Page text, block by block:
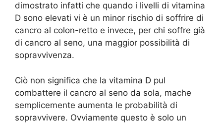
dimostrato infatti che quando i livelli di vitamina
D sono elevati vi è un minor rischio di soffrire di
cancro al colon-retto e invece, per chi soffre già
di cancro al seno, una maggior possibilità di
sopravvivenza.
Ciò non significa che la vitamina D pul
combattere il cancro al seno da sola, mache
semplicemente aumenta le probabilità di
sopravvivere. Ovviamente questo è solo un